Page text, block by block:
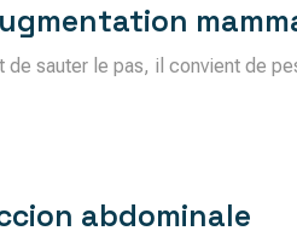
sauter le pas, il convient de
abdominale